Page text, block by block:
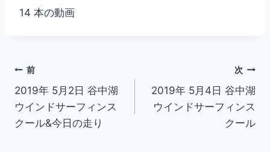
14 本の動画
投
稿
ナ
前
2019年 5月2日 谷中湖
ウインドサーフィンス
クール&今日の走り
次
2019年 5月4日 谷中湖
ウインドサーフィンス
クール